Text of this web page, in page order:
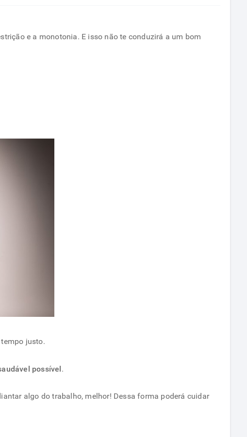
e a monotonia. E isso não te conduzirá a um bom
justo.
possível.
algo do trabalho, melhor! Dessa forma poderá cuidar